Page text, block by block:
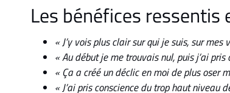
Les bénéfices
« J’y vois plus clair sur qui je suis, sur
« Au début je me trouvais nul, puis j’ai
« Ça a créé un déclic en moi de plus oser
« J’ai pris conscience du trop haut niveau